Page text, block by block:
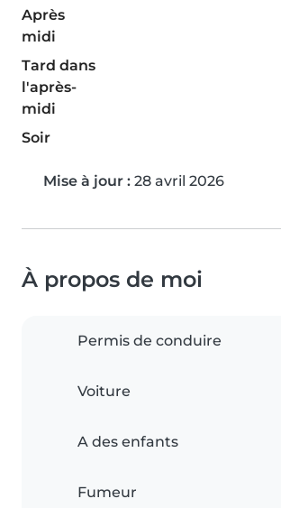
Après
midi
Tard dans
l'après-
midi
Soir
Mise à jour : 28 avril 2026
À propos de moi
Permis de conduire
Voiture
A des enfants
Fumeur